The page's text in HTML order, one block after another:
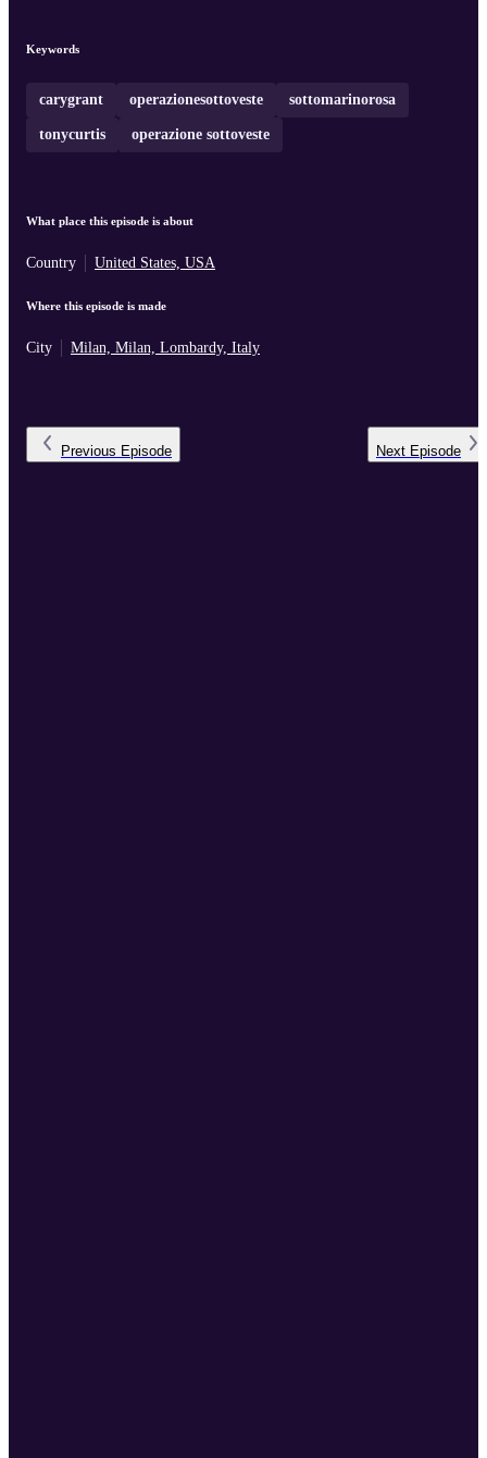
Keywords
carygrant operazionesottoveste sottomarinorosa
tonycurtis operazione sottoveste
What place this episode is about
Country United States, USA
Where this episode is made
City Milan, Milan, Lombardy, Italy
Previous Episode Next Episode